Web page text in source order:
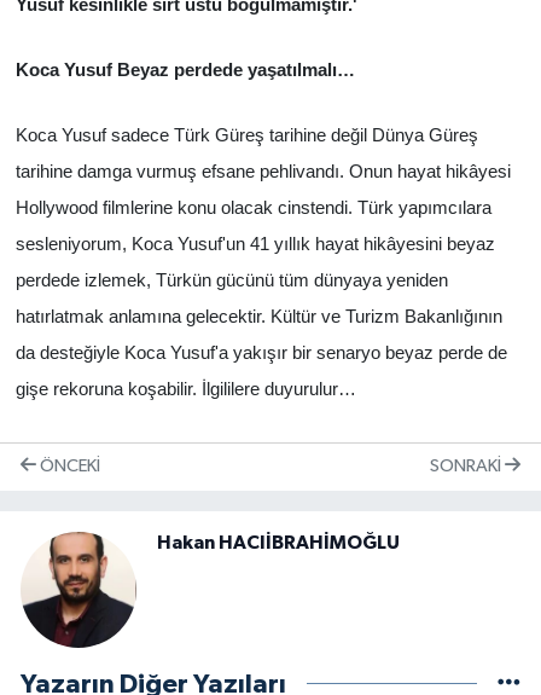
Yusuf kesinlikle sırt üstü boğulmamıştır.'
Koca Yusuf Beyaz perdede yaşatılmalı…
Koca Yusuf sadece Türk Güreş tarihine değil Dünya Güreş
tarihine damga vurmuş efsane pehlivandı. Onun hayat hikâyesi
Hollywood filmlerine konu olacak cinstendi. Türk yapımcılara
sesleniyorum, Koca Yusuf'un 41 yıllık hayat hikâyesini beyaz
perdede izlemek, Türkün gücünü tüm dünyaya yeniden
hatırlatmak anlamına gelecektir. Kültür ve Turizm Bakanlığının
da desteğiyle Koca Yusuf'a yakışır bir senaryo beyaz perde de
gişe rekoruna koşabilir. İlgililere duyurulur…
ÖNCEKI SONRAKI
Hakan HACIİBRAHİMOĞLU
Yazarın Diğer Yazıları